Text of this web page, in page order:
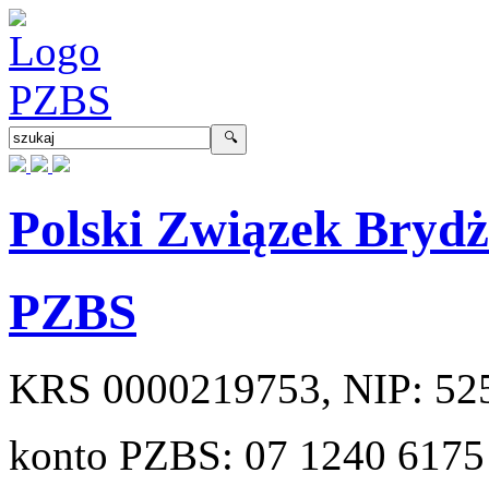
Polski Związek
PZBS
KRS 0000219753, NIP:
konto PZBS: 07 1240